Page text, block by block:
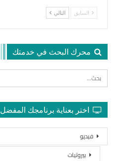
السابق التالي
محرك البحث في خدمتك
اختر بعناية برنامجك المفضل
فيديو
بيروتيات